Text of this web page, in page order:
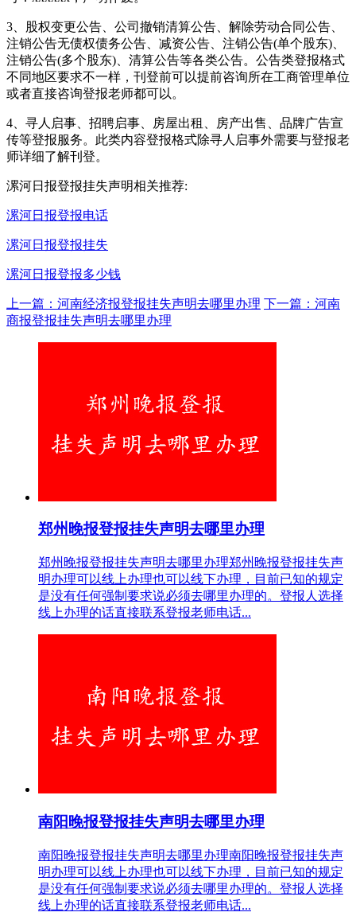
3、股权变更公告、公司撤销清算公告、解除劳动合同公告、
注销公告无债权债务公告、减资公告、注销公告(单个股东)、
注销公告(多个股东)、清算公告等各类公告。公告类登报格式
不同地区要求不一样，刊登前可以提前咨询所在工商管理单位
或者直接咨询登报老师都可以。
4、寻人启事、招聘启事、房屋出租、房产出售、品牌广告宣
传等登报服务。此类内容登报格式除寻人启事外需要与登报老
师详细了解刊登。
漯河日报登报挂失声明相关推荐:
漯河日报登报电话
漯河日报登报挂失
漯河日报登报多少钱
上一篇：河南经济报登报挂失声明去哪里办理 下一篇：河南
商报登报挂失声明去哪里办理
郑州晚报登报挂失声明去哪里办理
郑州晚报登报挂失声明去哪里办理郑州晚报登报挂失声
明办理可以线上办理也可以线下办理，目前已知的规定
是没有任何强制要求说必须去哪里办理的。登报人选择
线上办理的话直接联系登报老师电话...
南阳晚报登报挂失声明去哪里办理
南阳晚报登报挂失声明去哪里办理南阳晚报登报挂失声
明办理可以线上办理也可以线下办理，目前已知的规定
是没有任何强制要求说必须去哪里办理的。登报人选择
线上办理的话直接联系登报老师电话...